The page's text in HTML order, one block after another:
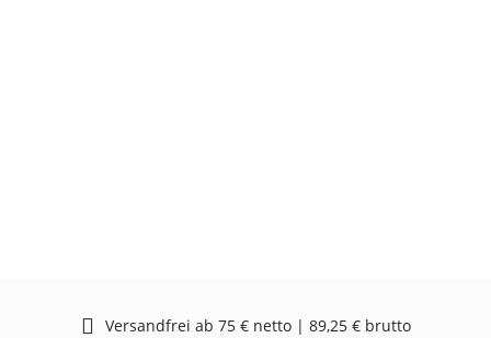
Versandfrei ab 75 € netto | 89,25 € brutto